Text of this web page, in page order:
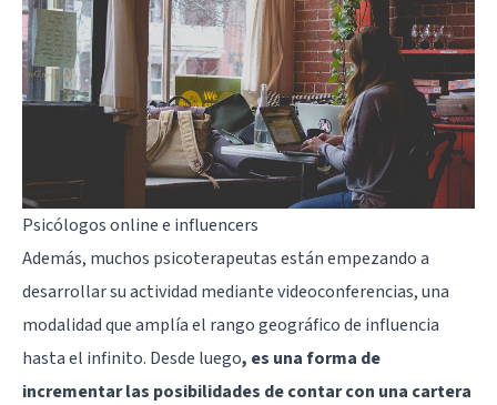
Psicólogos online e influencers
Además, muchos psicoterapeutas están empezando a
desarrollar su actividad mediante videoconferencias, una
modalidad que amplía el rango geográfico de influencia
hasta el infinito. Desde luego, es una forma de
incrementar las posibilidades de contar con una cartera